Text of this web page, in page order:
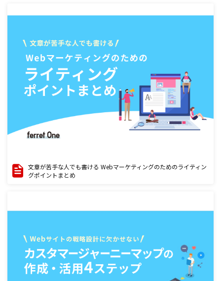
文章が苦手な人でも書ける Webマーケティングのためのライティン
グポイントまとめ